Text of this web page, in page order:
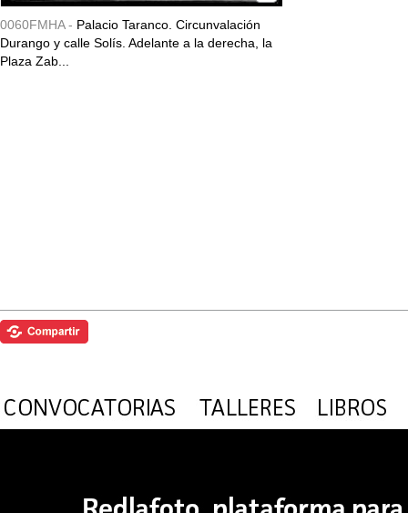
0060FMHA - Palacio Taranco. Circunvalación
Durango y calle Solís. Adelante a la derecha, la
Plaza Zab...